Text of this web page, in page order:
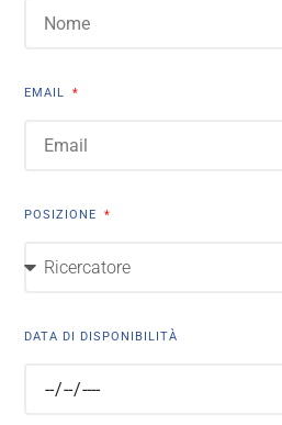
EMAIL
POSIZIONE
DATA DI DISPONIBILITÀ